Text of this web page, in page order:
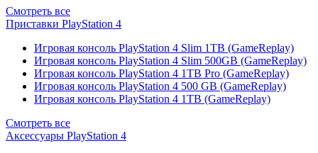
Смотреть все
Приставки PlayStation 4
Игровая консоль PlayStation 4 Slim 1TB (GameReplay)
Игровая консоль PlayStation 4 Slim 500GB (GameReplay)
Игровая консоль PlayStation 4 1TB Pro (GameReplay)
Игровая консоль PlayStation 4 500 GB (GameReplay)
Игровая консоль PlayStation 4 1TB (GameReplay)
Смотреть все
Аксессуары PlayStation 4